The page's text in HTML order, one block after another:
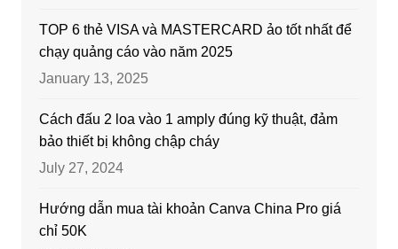
TOP 6 thẻ VISA và MASTERCARD ảo tốt nhất để
chạy quảng cáo vào năm 2025
January 13, 2025
Cách đấu 2 loa vào 1 amply đúng kỹ thuật, đảm
bảo thiết bị không chập cháy
July 27, 2024
Hướng dẫn mua tài khoản Canva China Pro giá
chỉ 50K